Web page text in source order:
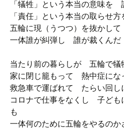
「犠牲」という本当の意味を
「責任」という本当の取らせ
五輪に現（うつつ）を抜かし
一体誰が糾弾し 誰が裁くんだ
当たり前の暮らしが 五輪で犠
家に閉じ籠もって 熱中症にな
救急車で運ばれて たらい回し
コロナで仕事をなくし 子ども
も
一体何のために五輪をやるの